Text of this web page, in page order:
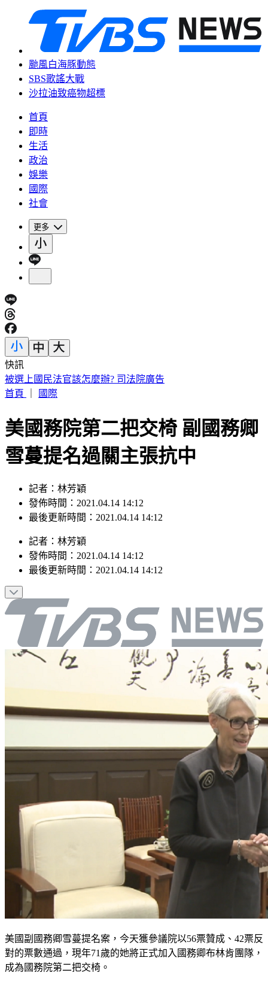
颱風白海豚動態
SBS歌謠大戰
沙拉油致癌物超標
首頁
即時
生活
政治
娛樂
國際
社會
更多
快訊
快訊／「蝴蝶姐姐」愷樂生了！雙胞胎女兒35週早產
首頁
國際
美國務院第二把交椅 副國務卿
雪蔓提名過關主張抗中
記者：林芳穎
發佈時間：2021.04.14 14:12
最後更新時間：2021.04.14 14:12
記者 ： 林芳穎
發佈時間： 2021.04.14 14:12
最後更新時間： 2021.04.14 14:12
美國副國務卿雪蔓提名案，今天獲參議院以56票贊成、42票反
對的票數通過，現年71歲的她將正式加入國務卿布林肯團隊，
成為國務院第二把交椅。